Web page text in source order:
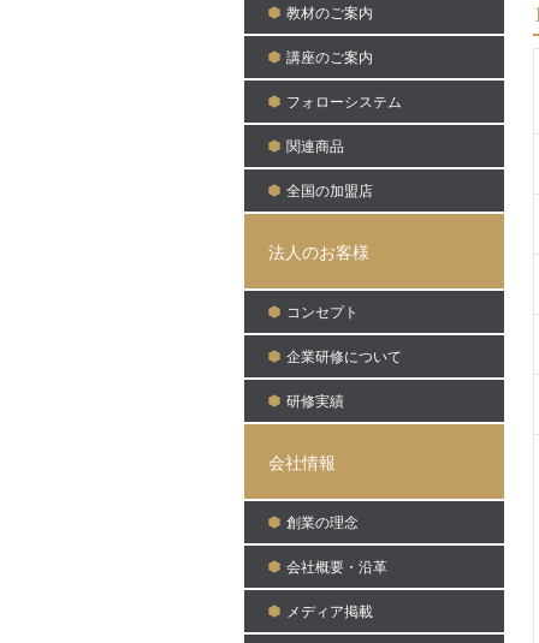
教材のご案内
講座のご案内
フォローシステム
関連商品
全国の加盟店
法人のお客様
コンセプト
企業研修について
研修実績
会社情報
創業の理念
会社概要・沿革
メディア掲載